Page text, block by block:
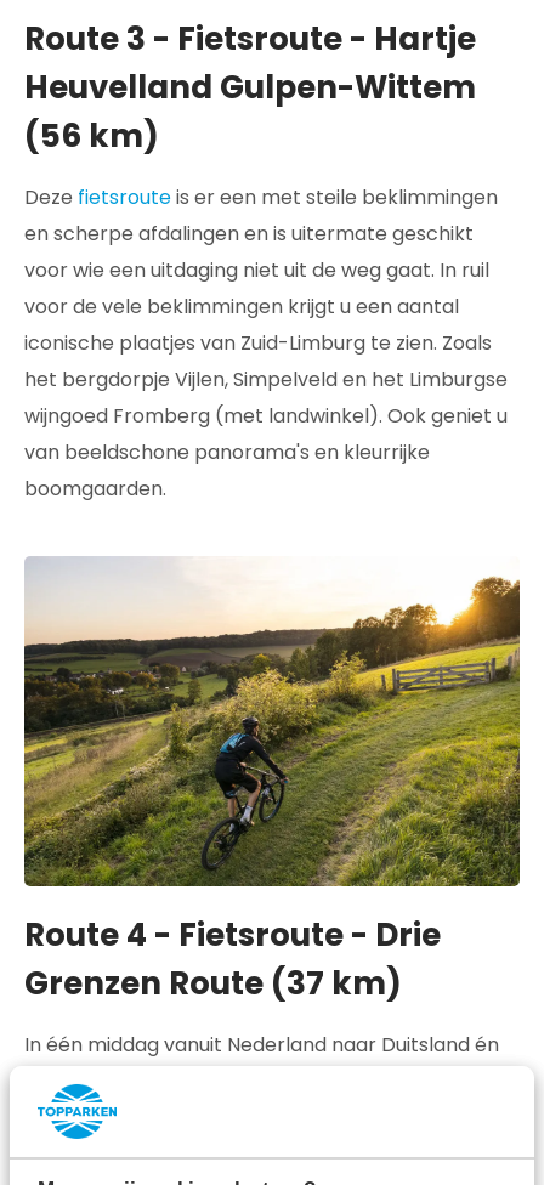
Route 3 - Fietsroute - Hartje
Heuvelland Gulpen-Wittem
(56 km)
Deze fietsrouteis er een met steile beklimmingen
en scherpe afdalingen en is uitermate geschikt
voor wie een uitdaging niet uit de weg gaat. In ruil
voor de vele beklimmingen krijgt u een aantal
iconische plaatjes van Zuid-Limburg te zien. Zoals
het bergdorpje Vijlen, Simpelveld en het Limburgse
wijngoed Fromberg (met landwinkel). Ook geniet u
van beeldschone panorama's en kleurrijke
boomgaarden.
Route 4 - Fietsroute - Drie
Grenzen Route (37 km)
In één middag vanuit Nederland naar Duitsland én
België fietsen, dat kan alleen maar in Zuid-Limburg.
Met deze
landen. Onderweg vindt u talloze terrasjes omringd